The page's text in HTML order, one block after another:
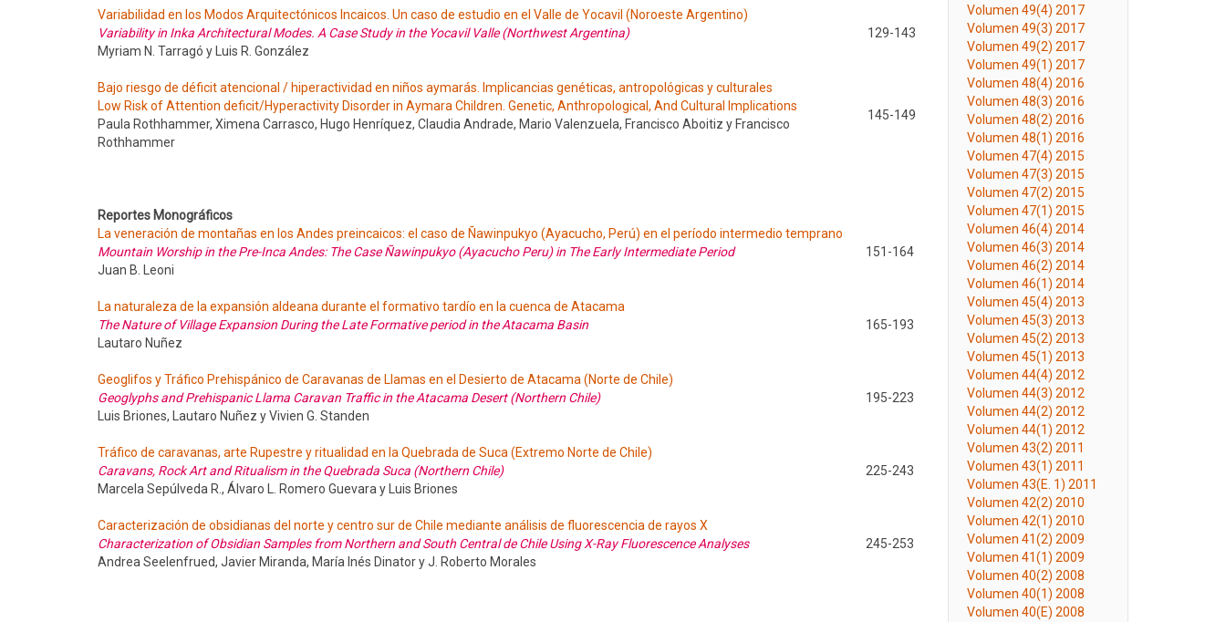
Variabilidad en los Modos Arquitectónicos Incaicos. Un caso de estudio en el Valle de Yocavil (Noroeste Argentino)
Variability in Inka Architectural Modes. A Case Study in the Yocavil Valle (Northwest Argentina)
129-143
Myriam N. Tarragó y Luis R. González
Bajo riesgo de déficit atencional / hiperactividad en niños aymarás. Implicancias genéticas, antropológicas y culturales
Low Risk of Attention deficit/Hyperactivity Disorder in Aymara Children. Genetic, Anthropological, And Cultural Implications
145-149
Paula Rothhammer, Ximena Carrasco, Hugo Henríquez, Claudia Andrade, Mario Valenzuela, Francisco Aboitiz y Francisco
Rothhammer
Reportes Monográficos
La veneración de montañas en los Andes preincaicos: el caso de Ñawinpukyo (Ayacucho, Perú) en el período intermedio temprano
Mountain Worship in the Pre-Inca Andes: The Case Ñawinpukyo (Ayacucho Peru) in The Early Intermediate Period
151-164
Juan B. Leoni
La naturaleza de la expansión aldeana durante el formativo tardío en la cuenca de Atacama
The Nature of Village Expansion During the Late Formative period in the Atacama Basin
165-193
Lautaro Nuñez
Geoglifos y Tráfico Prehispánico de Caravanas de Llamas en el Desierto de Atacama (Norte de Chile)
Geoglyphs and Prehispanic Llama Caravan Traffic in the Atacama Desert (Northern Chile)
195-223
Luis Briones, Lautaro Nuñez y Vivien G. Standen
Tráfico de caravanas, arte Rupestre y ritualidad en la Quebrada de Suca (Extremo Norte de Chile)
Caravans, Rock Art and Ritualism in the Quebrada Suca (Northern Chile)
225-243
Marcela Sepúlveda R., Álvaro L. Romero Guevara y Luis Briones
Caracterización de obsidianas del norte y centro sur de Chile mediante análisis de fluorescencia de rayos X
Characterization of Obsidian Samples from Northern and South Central de Chile Using X-Ray Fluorescence Analyses
245-253
Andrea Seelenfrued, Javier Miranda, María Inés Dinator y J. Roberto Morales
Volumen 49(4) 2017
Volumen 49(3) 2017
Volumen 49(2) 2017
Volumen 49(1) 2017
Volumen 48(4) 2016
Volumen 48(3) 2016
Volumen 48(2) 2016
Volumen 48(1) 2016
Volumen 47(4) 2015
Volumen 47(3) 2015
Volumen 47(2) 2015
Volumen 47(1) 2015
Volumen 46(4) 2014
Volumen 46(3) 2014
Volumen 46(2) 2014
Volumen 46(1) 2014
Volumen 45(4) 2013
Volumen 45(3) 2013
Volumen 45(2) 2013
Volumen 45(1) 2013
Volumen 44(4) 2012
Volumen 44(3) 2012
Volumen 44(2) 2012
Volumen 44(1) 2012
Volumen 43(2) 2011
Volumen 43(1) 2011
Volumen 43(E. 1) 2011
Volumen 42(2) 2010
Volumen 42(1) 2010
Volumen 41(2) 2009
Volumen 41(1) 2009
Volumen 40(2) 2008
Volumen 40(1) 2008
Volumen 40(E) 2008